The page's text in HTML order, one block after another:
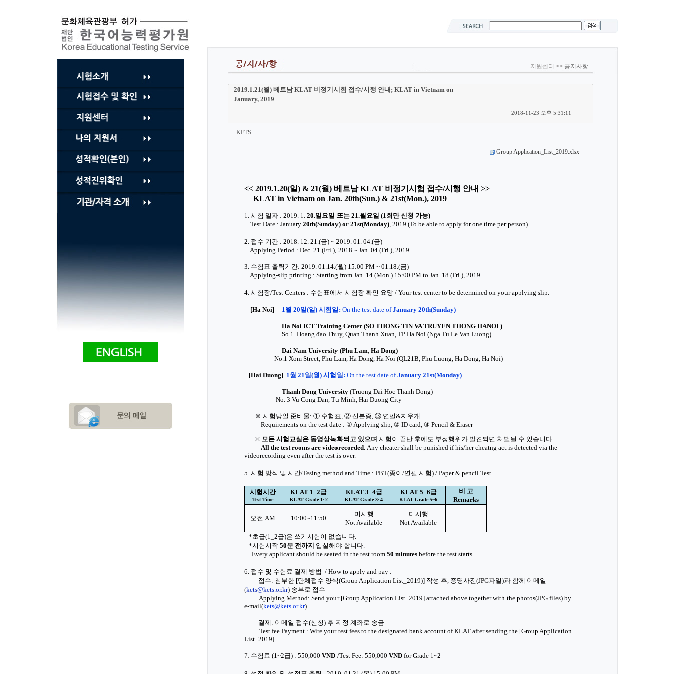
츠
바
로
기
지원센터 >> 공지사항
2019.1.21(월) 베트남 KLAT 비정기시험 접수/시행 안내; KLAT in Vietnam on
January, 2019
2018-11-23 오후 5:31:11
KETS
Group Application_List_2019.xlsx